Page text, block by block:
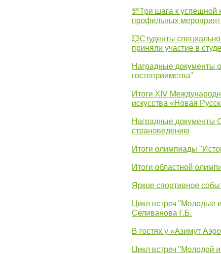
💯Три шага к успешной
профильных
💥Студенты
приняли участие в
Наградные документы
гостеприимства"
Итоги XIV
искусства «Новая
Наградные документы
страноведению
Итоги олимпиады
Итоги областной
Яркое спортивное
Цикл встреч "Молодые
Селиванова Г.Б.
В гостях у «Азимут
Цикл встреч "Молодой